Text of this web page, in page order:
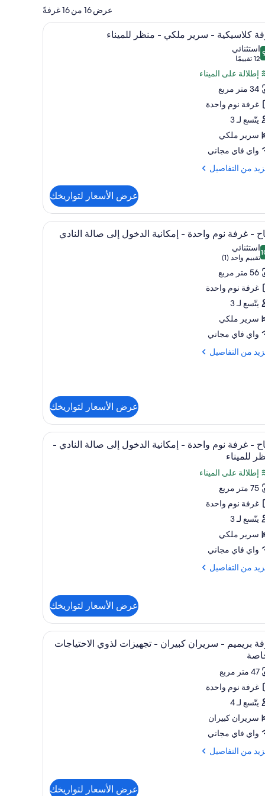
عرض 16 من 16 غرفةً
5 كلاسيكية - سرير ملكي - منظر للميناء
من 10
استثنائي
12 تقييمًا(12
تقييمًا)
إطلالة على الميناء
34 متر مربع
غرفة نوم واحدة
يتّسع لـ 3
سرير ملكي
واي فاي مجاني
من التفاصيل
عرض الأسعار لتواريخك
وخزنة داخل الغرفة ومكتب ملاءات للفراش لا تسبب الحساسية وميني بار
4 - غرفة نوم واحدة - إمكانية الدخول إلى صالة النادي
من 10
استثنائي
تقييم واحد (1)
(تقييم
واحد
(1))
56 متر مربع
غرفة نوم واحدة
يتّسع لـ 3
سرير ملكي
واي فاي مجاني
من التفاصيل
عرض الأسعار لتواريخك
ملاءات للفراش لا تسبب الحساسية وميني بار
6 - غرفة نوم واحدة - إمكانية الدخول إلى صالة النادي -
للميناء
إطلالة على الميناء
75 متر مربع
غرفة نوم واحدة
يتّسع لـ 3
سرير ملكي
واي فاي مجاني
من التفاصيل
عرض الأسعار لتواريخك
وخزنة داخل الغرفة ومكتب ملاءات للفراش لا تسبب الحساسية وميني بار
5
بريميم - سريران كبيران - تجهيزات لذوي الاحتياجات
47 متر مربع
غرفة نوم واحدة
يتّسع لـ 4
سريران كبيران
واي فاي مجاني
من التفاصيل
عرض الأسعار لتواريخك